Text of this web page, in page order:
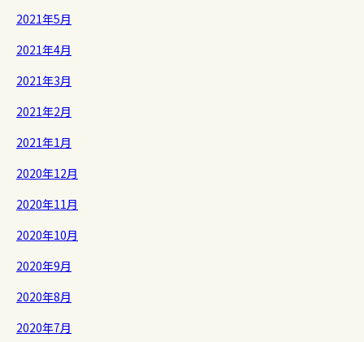
2021年5月
2021年4月
2021年3月
2021年2月
2021年1月
2020年12月
2020年11月
2020年10月
2020年9月
2020年8月
2020年7月